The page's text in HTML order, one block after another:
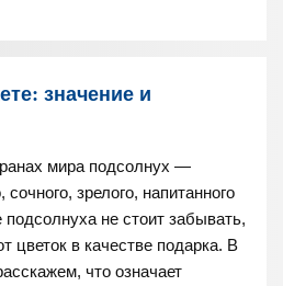
значение и
мира подсолнух —
зрелого, напитанного
не стоит забывать,
цветок в качестве подарка. В
что означает